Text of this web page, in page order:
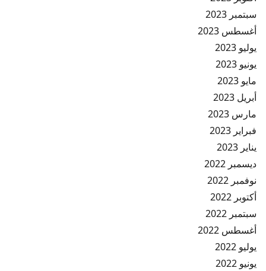
سبتمبر 2023
أغسطس 2023
يوليو 2023
يونيو 2023
مايو 2023
أبريل 2023
مارس 2023
فبراير 2023
يناير 2023
ديسمبر 2022
نوفمبر 2022
أكتوبر 2022
سبتمبر 2022
أغسطس 2022
يوليو 2022
يونيو 2022